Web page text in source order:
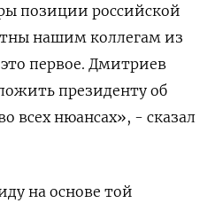
позиции российской
нашим коллегам из
первое. Дмитриев
президенту об
всех нюансах», - ‌сказал
‍на основе той